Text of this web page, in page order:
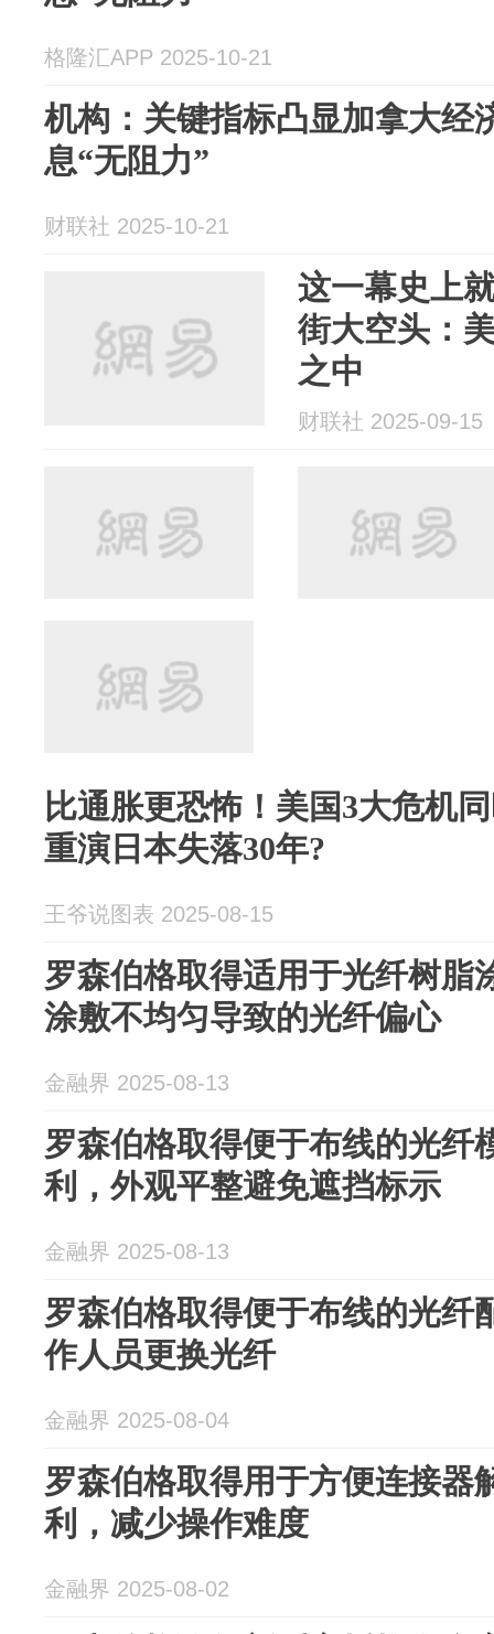
格隆汇APP 2025-10-21
机构：关键指标凸显加拿大经
息“无阻力”
财联社 2025-10-21
这一幕史上
街大空头：
之中
财联社 2025-09-15
比通胀更恐怖！美国3大危机
重演日本失落30年?
王爷说图表 2025-08-15
罗森伯格取得适用于光纤树脂
涂敷不均匀导致的光纤偏心
金融界 2025-08-13
罗森伯格取得便于布线的光纤
利，外观平整避免遮挡标示
金融界 2025-08-13
罗森伯格取得便于布线的光纤
作人员更换光纤
金融界 2025-08-04
罗森伯格取得用于方便连接器
利，减少操作难度
金融界 2025-08-02